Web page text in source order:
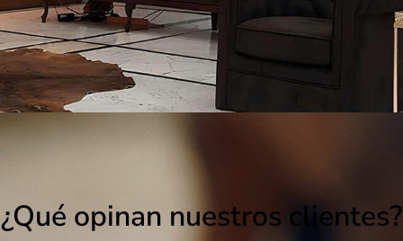
¿Qué opinan nuestros clientes?